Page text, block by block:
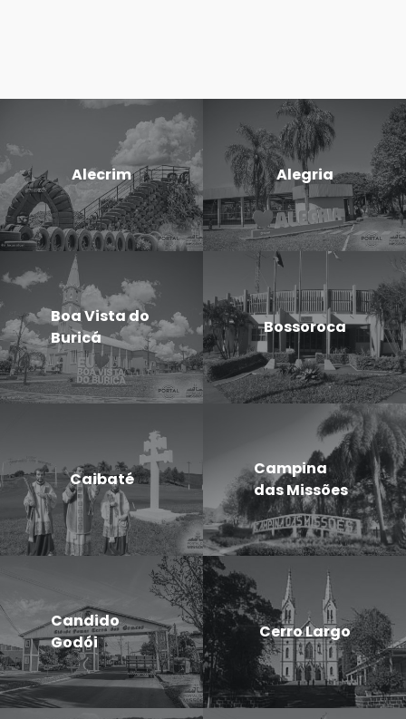
Alecrim Alegria
Boa Vista do
Buricá
Bossoroca
Caibaté
Campina
das Missões
Candido
Godói
Cerro Largo